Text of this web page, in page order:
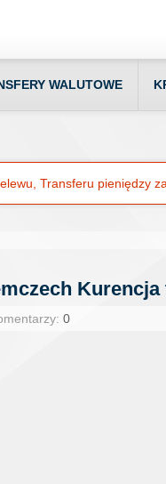
WALUTOWE
Transferu pieniędzy
Kurencja
0